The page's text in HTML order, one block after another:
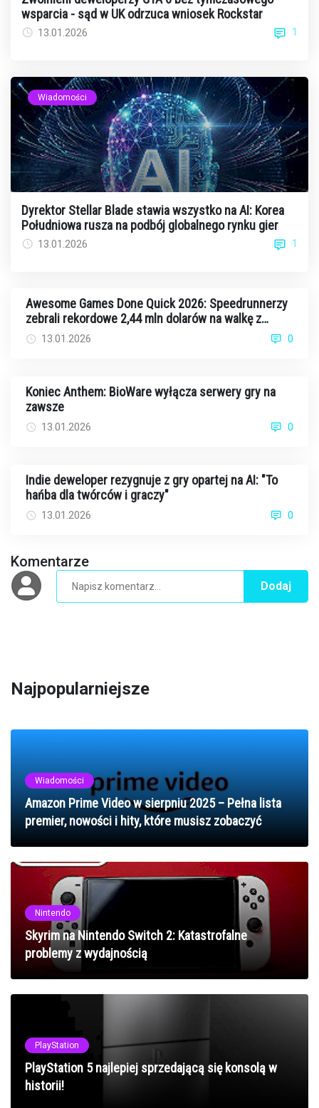
wsparcia - sąd w UK odrzuca wniosek Rockstar
13.01.2026 1
Wiadomości
Dyrektor Stellar Blade stawia wszystko na AI: Korea
Południowa rusza na podbój globalnego rynku gier
13.01.2026 1
Awesome Games Done Quick 2026: Speedrunnerzy
zebrali rekordowe 2,44 mln dolarów na walkę z
rakiem13.01.2026 0
Koniec Anthem: BioWare wyłącza serwery gry na
zawsze
13.01.2026 0
Indie deweloper rezygnuje z gry opartej na AI: "To
hańba dla twórców i graczy"
13.01.2026 0
Komentarze
Dodaj
Najpopularniejsze
Wiadomości
Amazon Prime Video w sierpniu 2025 – Pełna lista
premier, nowości i hity, które musisz zobaczyć
Nintendo
Skyrim na Nintendo Switch 2: Katastrofalne
problemy z wydajnością
PlayStation
PlayStation 5 najlepiej sprzedającą się konsolą w
historii!